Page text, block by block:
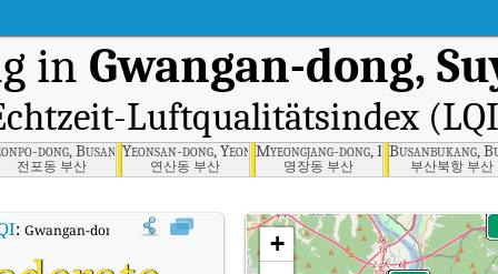
in Gwangan-dong,
Luftqualitätsindex
Busandong, Busanjin-gu, Busan
전포동 부산
Yeonsan-dong, Yeonje-gu, Busan
연산동 부산
Myeongjang-dong, Dongnae-gu,
명장동 부산
Busanbukang,
부산북항 부산
: Gwangan-dong, Suyeong-gu, Busan Echtzeit-Luftqualitätsindex (AQI).
+